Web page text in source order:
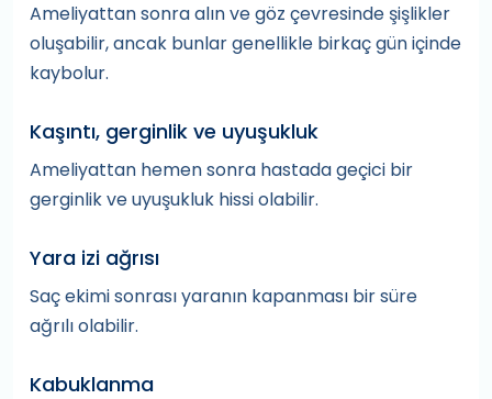
Ameliyattan sonra alın ve göz çevresinde şişlikler
oluşabilir, ancak bunlar genellikle birkaç gün içinde
kaybolur.
Kaşıntı, gerginlik ve uyuşukluk
Ameliyattan hemen sonra hastada geçici bir
gerginlik ve uyuşukluk hissi olabilir.
Yara izi ağrısı
Saç ekimi sonrası yaranın kapanması bir süre
ağrılı olabilir.
Kabuklanma